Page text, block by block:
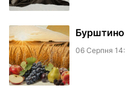
06 Серпня